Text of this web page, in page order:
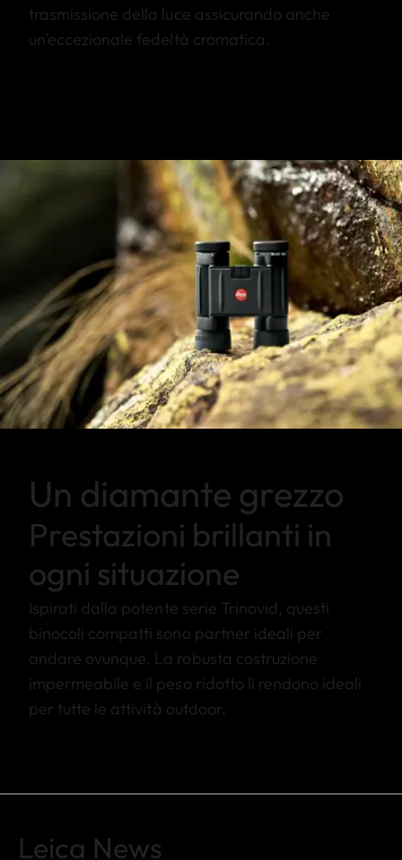
trasmissione della luce assicurando anche
un'eccezionale fedeltà cromatica.
Un diamante grezzo
Prestazioni brillanti in
ogni situazione
Ispirati dalla potente serie Trinovid, questi
binocoli compatti sono partner ideali per
andare ovunque. La robusta costruzione
impermeabile e il peso ridotto li rendono ideali
per tutte le attività outdoor.
Leica News